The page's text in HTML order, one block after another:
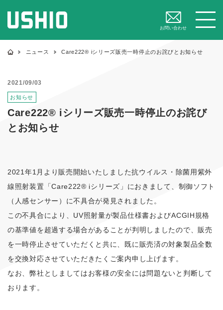
お問い合わせ
ニュース Care222® iシリーズ販売一時停止のお詫びとお知らせ
2021/09/03
お知らせ
Care222® iシリーズ販売一時停止のお詫び
とお知らせ
2021年1月より販売開始いたしました抗ウイルス・除菌用紫外
線照射装置「Care222® iシリーズ」におきまして、制御ソフト
（人感センサー）に不具合が発見されました。
この不具合により、UV照射量が製品仕様書およびACGIH規格
の基準値を超過する場合があることが判明しましたので、販売
を一時停止させていただくと共に、既に販売済の対象製品全数
を交換対応させていただきたくご案内申し上げます。
なお、弊社としましてはお客様の安全には問題ないと判断して
おります。